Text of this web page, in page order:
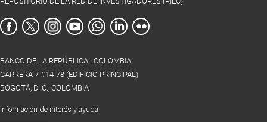
BANCO DE LA REPÚBLICA | COLOMBIA
CARRERA 7 #14-78 (EDIFICIO PRINCIPAL)
BOGOTÁ, D. C., COLOMBIA
Información de interés y ayuda